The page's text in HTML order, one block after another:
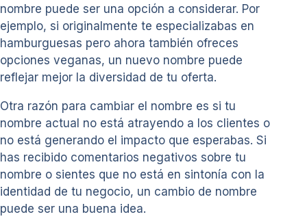
nombre puede ser una opción a considerar. Por
ejemplo, si originalmente te especializabas en
hamburguesas pero ahora también ofreces
opciones veganas, un nuevo nombre puede
reflejar mejor la diversidad de tu oferta.
Otra razón para cambiar el nombre es si tu
nombre actual no está atrayendo a los clientes o
no está generando el impacto que esperabas. Si
has recibido comentarios negativos sobre tu
nombre o sientes que no está en sintonía con la
identidad de tu negocio, un cambio de nombre
puede ser una buena idea.